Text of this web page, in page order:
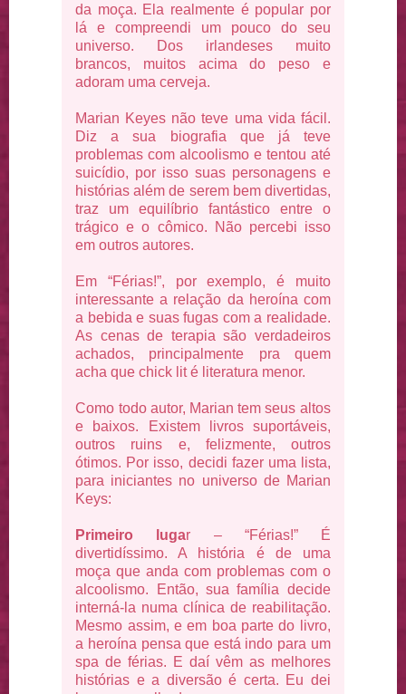
da moça. Ela realmente é popular por
lá e compreendi um pouco do seu
universo. Dos irlandeses muito
brancos, muitos acima do peso e
adoram uma cerveja.
Marian Keyes não teve uma vida fácil.
Diz a sua biografia que já teve
problemas com alcoolismo e tentou até
suicídio, por isso suas personagens e
histórias além de serem bem divertidas,
traz um equilíbrio fantástico entre o
trágico e o cômico. Não percebi isso
em outros autores.
Em “Férias!”, por exemplo, é muito
interessante a relação da heroína com
a bebida e suas fugas com a realidade.
As cenas de terapia são verdadeiros
achados, principalmente pra quem
acha que chick lit é literatura menor.
Como todo autor, Marian tem seus altos
e baixos. Existem livros suportáveis,
outros ruins e, felizmente, outros
ótimos. Por isso, decidi fazer uma lista,
para iniciantes no universo de Marian
Keys:
Primeiro lugar – “Férias!” É
divertidíssimo. A história é de uma
moça que anda com problemas com o
alcoolismo. Então, sua família decide
interná-la numa clínica de reabilitação.
Mesmo assim, e em boa parte do livro,
a heroína pensa que está indo para um
spa de férias. E daí vêm as melhores
histórias e a diversão é certa. Eu dei